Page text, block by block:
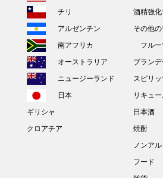
チリ
アルゼンチン
南アフリカ
オーストラリア
ニュージーランド
日本
ギリシャ
クロアチア
酒精強
その他
フル
ブランデ
スピリッ
リキュ
日本酒
焼酎
ノンア
フード